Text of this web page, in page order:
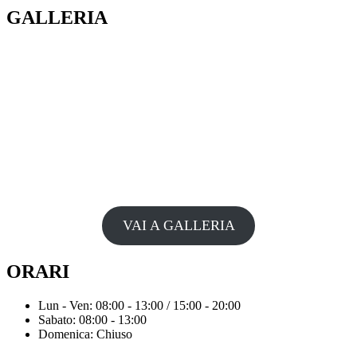
GALLERIA
VAI A GALLERIA
ORARI
Lun - Ven: 08:00 - 13:00 / 15:00 - 20:00
Sabato: 08:00 - 13:00
Domenica: Chiuso